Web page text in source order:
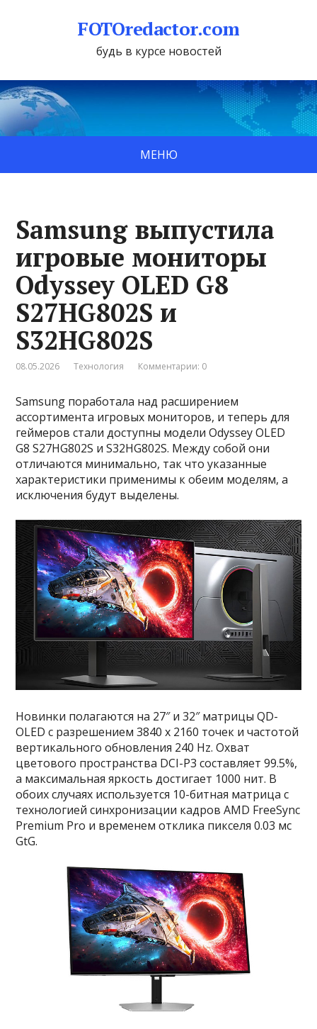
FOTOredactor.com
будь в курсе новостей
МЕНЮ
Samsung выпустила
игровые мониторы
Odyssey OLED G8
S27HG802S и
S32HG802S
08.05.2026 Технология Комментарии: 0
Samsung поработала над расширением
ассортимента игровых мониторов, и теперь для
геймеров стали доступны модели Odyssey OLED
G8 S27HG802S и S32HG802S. Между собой они
отличаются минимально, так что указанные
характеристики применимы к обеим моделям, а
исключения будут выделены.
Новинки полагаются на 27″ и 32″ матрицы QD-
OLED с разрешением 3840 x 2160 точек и частотой
вертикального обновления 240 Hz. Охват
цветового пространства DCI-P3 составляет 99.5%,
а максимальная яркость достигает 1000 нит. В
обоих случаях используется 10-битная матрица с
технологией синхронизации кадров AMD FreeSync
Premium Pro и временем отклика пикселя 0.03 мс
GtG.